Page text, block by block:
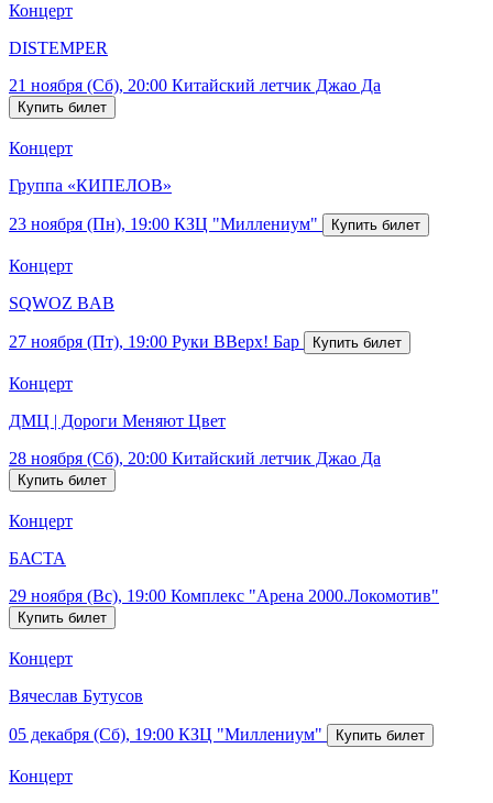
Концерт
DISTEMPER
21 ноября (Сб), 20:00 Китайский летчик Джао Да
Концерт
Группа «КИПЕЛОВ»
23 ноября (Пн), 19:00 КЗЦ "Миллениум"
Концерт
SQWOZ BAB
27 ноября (Пт), 19:00 Руки ВВерх! Бар
Концерт
ДМЦ | Дороги Меняют Цвет
28 ноября (Сб), 20:00 Китайский летчик Джао Да
Концерт
БАСТА
29 ноября (Вс), 19:00 Комплекс "Арена 2000.Локомотив"
Концерт
Вячеслав Бутусов
05 декабря (Сб), 19:00 КЗЦ "Миллениум"
Концерт